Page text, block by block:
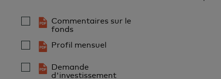
partout dans le monde.
Commentaires sur le
fonds
Profil mensuel
Demande
d'investissement